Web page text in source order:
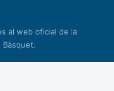
al web oficial de la
Bàsquet.